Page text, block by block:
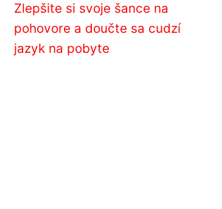
Zlepšite si svoje šance na
pohovore a doučte sa cudzí
jazyk na pobyte